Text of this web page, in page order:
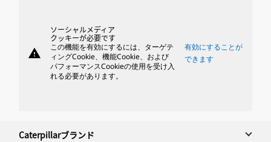
warning
ソーシャルメディア
クッキーが必要です
この機能を有効にするには、ターゲテ
ィングCookie、機能Cookie、および
パフォーマンスCookieの使用を受け入
れる必要があります。
有効にすることが
できます
Caterpillarブランド